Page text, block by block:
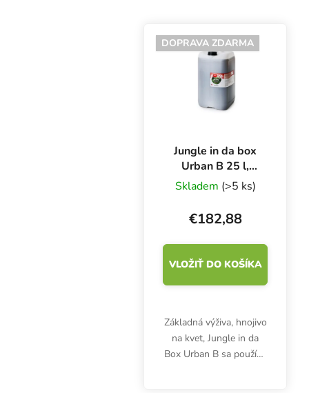
DOPRAVA ZDARMA
Jungle in da box
Urban B 25 l,
základné hnojivo
kvetinová zložka
Skladem (>5 ks)
€182,88
VLOŽIŤ DO KOŠÍKA
Základná výživa, hnojivo
na kvet, Jungle in da
Box Urban B sa používa